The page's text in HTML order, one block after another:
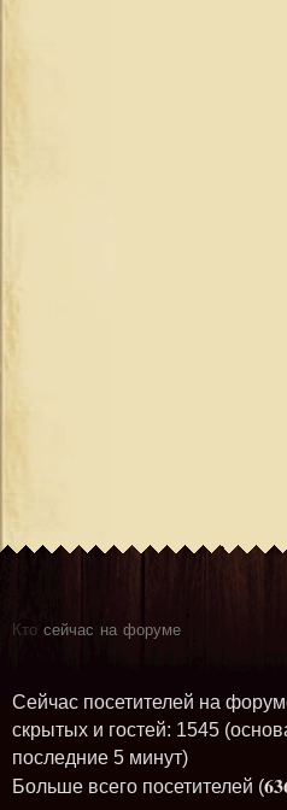
Кто сейчас на форуме
Сейчас посетителей на
скрытых и гостей: 1545
последние 5 минут)
Больше всего посетителей (